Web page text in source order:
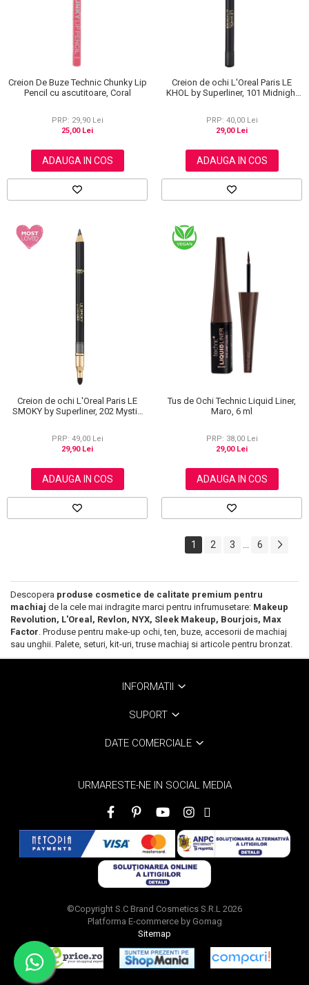
Creion De Buze Technic Chunky Lip
Pencil cu ascutitoare, Coral
PRP: 29,90 Lei
25,00 Lei
ADAUGA IN COS
Creion de ochi L'Oreal Paris LE
KHOL by Superliner, 101 Midnight
PRP: 40,00 Lei
29,00 Lei
ADAUGA IN COS
Creion de ochi L'Oreal Paris LE
SMOKY by Superliner, 202 Mystic
PRP: 49,00 Lei
29,90 Lei
ADAUGA IN COS
Tus de Ochi Technic Liquid Liner,
Maro, 6 ml
PRP: 38,00 Lei
29,00 Lei
ADAUGA IN COS
1 2 3 ... 6
Descopera produse cosmetice de calitate premium pentru
machiaj de la cele mai indragite marci pentru infrumusetare: Makeup
Revolution, L'Oreal, Revlon, NYX, Sleek Makeup, Bourjois, Max
Factor. Produse pentru make-up ochi, ten, buze, accesorii de machiaj
sau unghii. Palete, seturi, kit-uri, truse machiaj si articole pentru bronzat.
INFORMATII
SUPORT
DATE COMERCIALE
URMARESTE-NE IN SOCIAL MEDIA
©Copyright S.C Brand Cosmetics S.R.L 2026
Platforma E-commerce by Gomag
Sitemap